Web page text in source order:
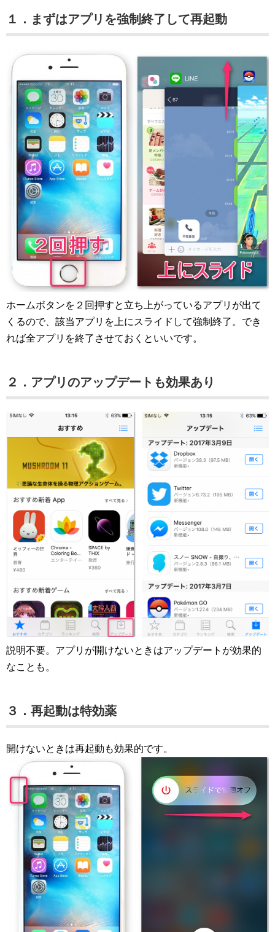
１．まずはアプリを強制終了して再起動
ホームボタンを２回押すと立ち上がっているアプリが出て
くるので、該当アプリを上にスライドして強制終了。でき
れば全アプリを終了させておくといいです。
２．アプリのアップデートも効果あり
説明不要。アプリが開けないときはアップデートが効果的
なことも。
３．再起動は特効薬
開けないときは再起動も効果的です。